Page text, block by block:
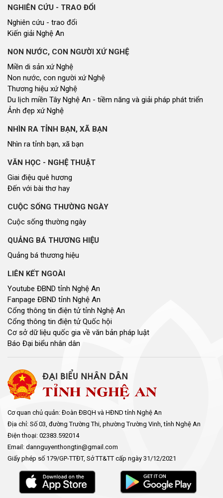
NGHIÊN CỨU - TRAO ĐỔI
Nghiên cứu - trao đổi
Kiến giải Nghệ An
NON NƯỚC, CON NGƯỜI XỨ NGHỆ
Miền di sản xứ Nghệ
Non nước, con người xứ Nghệ
Thương hiệu xứ Nghệ
Du lịch miền Tây Nghệ An - tiềm năng và giải pháp phát triển
Ảnh đẹp xứ Nghệ
NHÌN RA TỈNH BẠN, XÃ BẠN
Nhìn ra tỉnh bạn, xã bạn
VĂN HỌC - NGHỆ THUẬT
Giai điệu quê hương
Đến với bài thơ hay
CUỘC SỐNG THƯỜNG NGÀY
Cuộc sống thường ngày
QUẢNG BÁ THƯƠNG HIỆU
Quảng bá thương hiệu
LIÊN KẾT NGOÀI
Youtube ĐBND tỉnh Nghệ An
Fanpage ĐBND tỉnh Nghệ An
Cổng thông tin điện tử tỉnh Nghệ An
Cổng thông tin điện tử Quốc hội
Cơ sở dữ liệu quốc gia về văn bản pháp luật
Báo Đại biểu nhân dân
Cơ quan chủ quản: Đoàn ĐBQH và HĐND tỉnh Nghệ An
Địa chỉ: Số 03, đường Trường Thi, phường Trường Vinh, tỉnh Nghệ An
Điện thoại: 02383.592014
Email: dannguyenthongtin@gmail.com
Giấy phép số 179/GP-TTĐT, Sở TT&TT cấp ngày 31/12/2021